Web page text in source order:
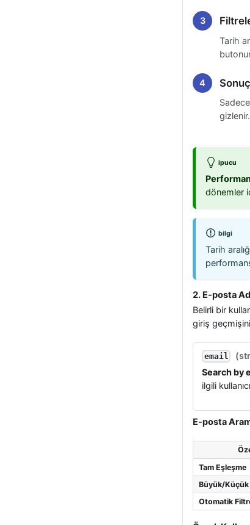
Tarih
gizlenir.
ipucu
dönemler
bilgi
Tarih
2. E-posta
Belirli bir
giriş
email (
Search by
ilgili
E-posta
Tam Eşleşme
Büyük/Küçük
Otomatik